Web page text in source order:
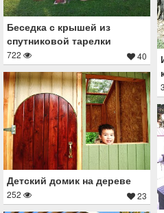
Беседка с крышей из
спутниковой тарелки
722 40
Детский домик на дереве
252 23